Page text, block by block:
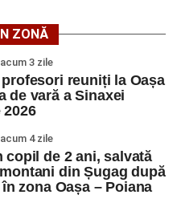
în cadrul taberei, iar
cu aplauze îndelungate.
ZONĂ
acum 3 zile
profesori reuniți la Oașa
de vară a Sinaxei
acum 4 zile
copil de 2 ani, salvată
din Șugag după
zona Oașa – Poiana